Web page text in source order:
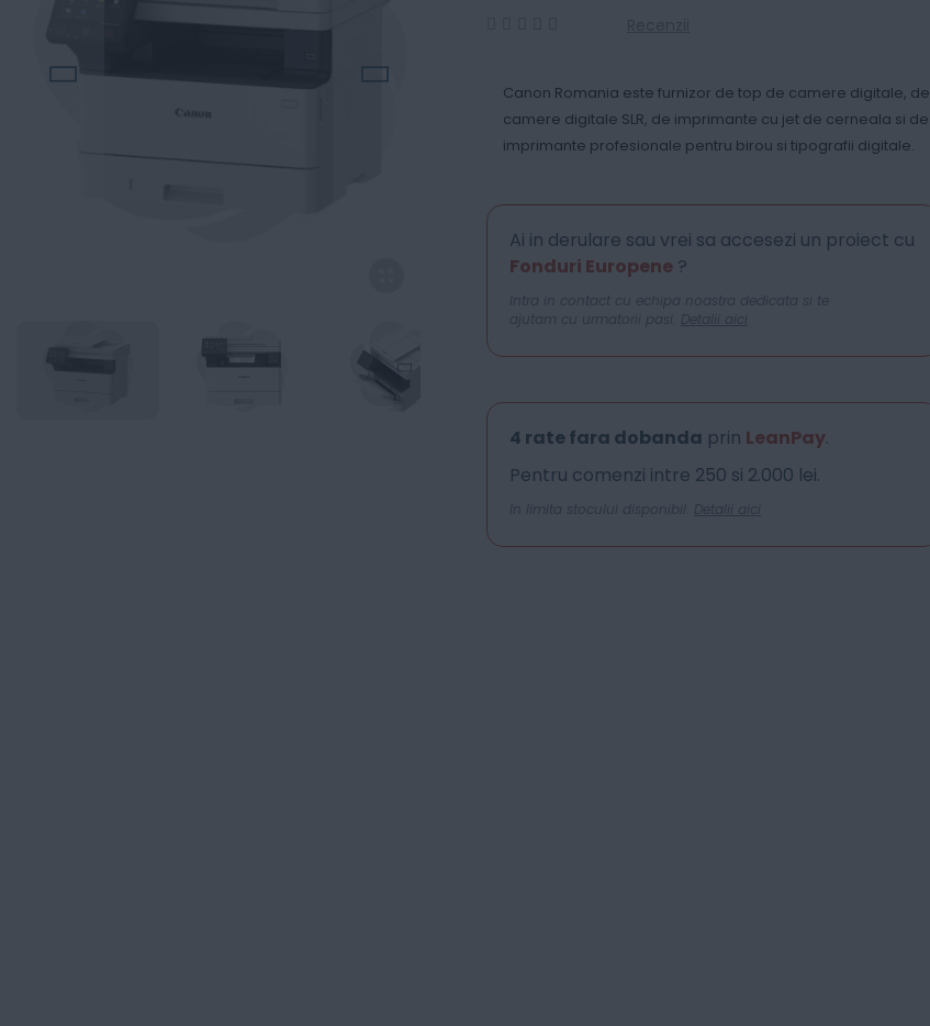
Canon Romania este furnizor de top de camere digitale, de
camere digitale SLR, de imprimante cu jet de cerneala si de
imprimante profesionale pentru birou si tipografii digitale.
Ai in derulare sau vrei sa accesezi un proiect cu
Fonduri Europene?
Intra in contact cu echipa noastra dedicata si te
ajutam cu urmatorii pasi. Detalii aici
4 rate fara dobanda prin LeanPay.
Pentru comenzi intre 250 si 2.000 lei.
In limita stocului disponibil. Detalii aici